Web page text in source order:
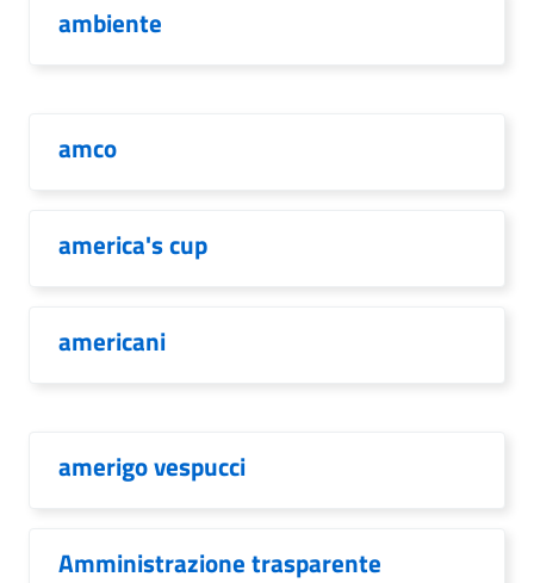
ambiente
amco
america's cup
americani
amerigo vespucci
Amministrazione trasparente